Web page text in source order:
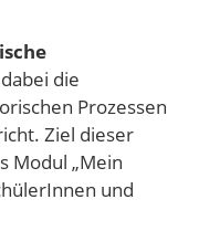
die
Prozessen
Ziel dieser
Modul „Mein
und